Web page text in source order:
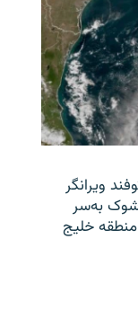
ویرانگر
شوک به‌سر
منطقه خلیج